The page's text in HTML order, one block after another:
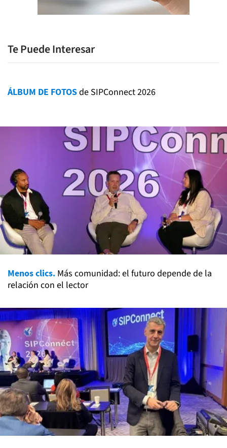
Te Puede Interesar
ÁLBUM DE FOTOSde SIPConnect 2026
Menos clics. Más comunidad: el futuro depende de la
relación con el lector